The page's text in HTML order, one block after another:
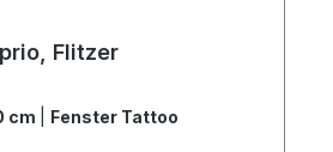
Flitzer
cm Fenster Tattoo